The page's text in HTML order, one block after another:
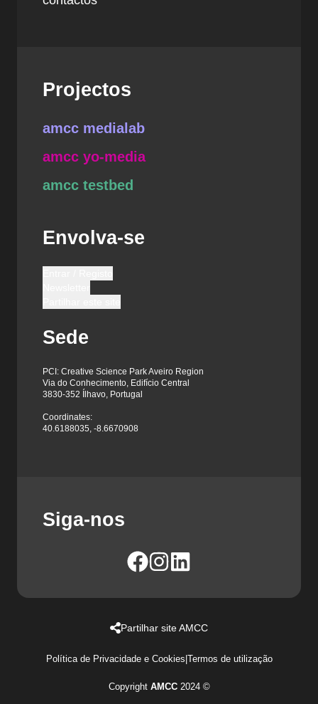
Projectos
amcc medialab
amcc yo-media
amcc testbed
Envolva-se
Sede
PCI: Creative Science Park Aveiro Region
Via do Conhecimento, Edifício Central
3830-352 Ílhavo, Portugal
Coordinates:
40.6188035, -8.6670908
Siga-nos
Partilhar site AMCC
Política de Privacidade e Cookies|Termos de utilização
Copyright AMCC2024 ©